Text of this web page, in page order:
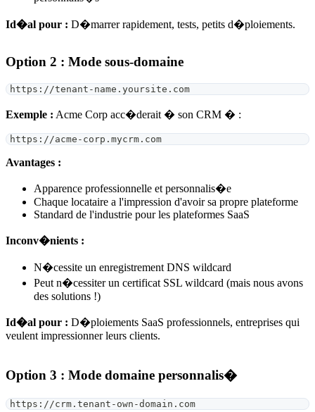
Id�al pour : D�marrer rapidement, tests, petits d�ploiements.
Option 2 : Mode sous-domaine
https://tenant-name.yoursite.com
Exemple : Acme Corp acc�derait � son CRM � :
https://acme-corp.mycrm.com
Avantages :
Apparence professionnelle et personnalis�e
Chaque locataire a l'impression d'avoir sa propre plateforme
Standard de l'industrie pour les plateformes SaaS
Inconv�nients :
N�cessite un enregistrement DNS wildcard
Peut n�cessiter un certificat SSL wildcard (mais nous avons
des solutions !)
Id�al pour : D�ploiements SaaS professionnels, entreprises qui
veulent impressionner leurs clients.
Option 3 : Mode domaine personnalis�
https://crm.tenant-own-domain.com